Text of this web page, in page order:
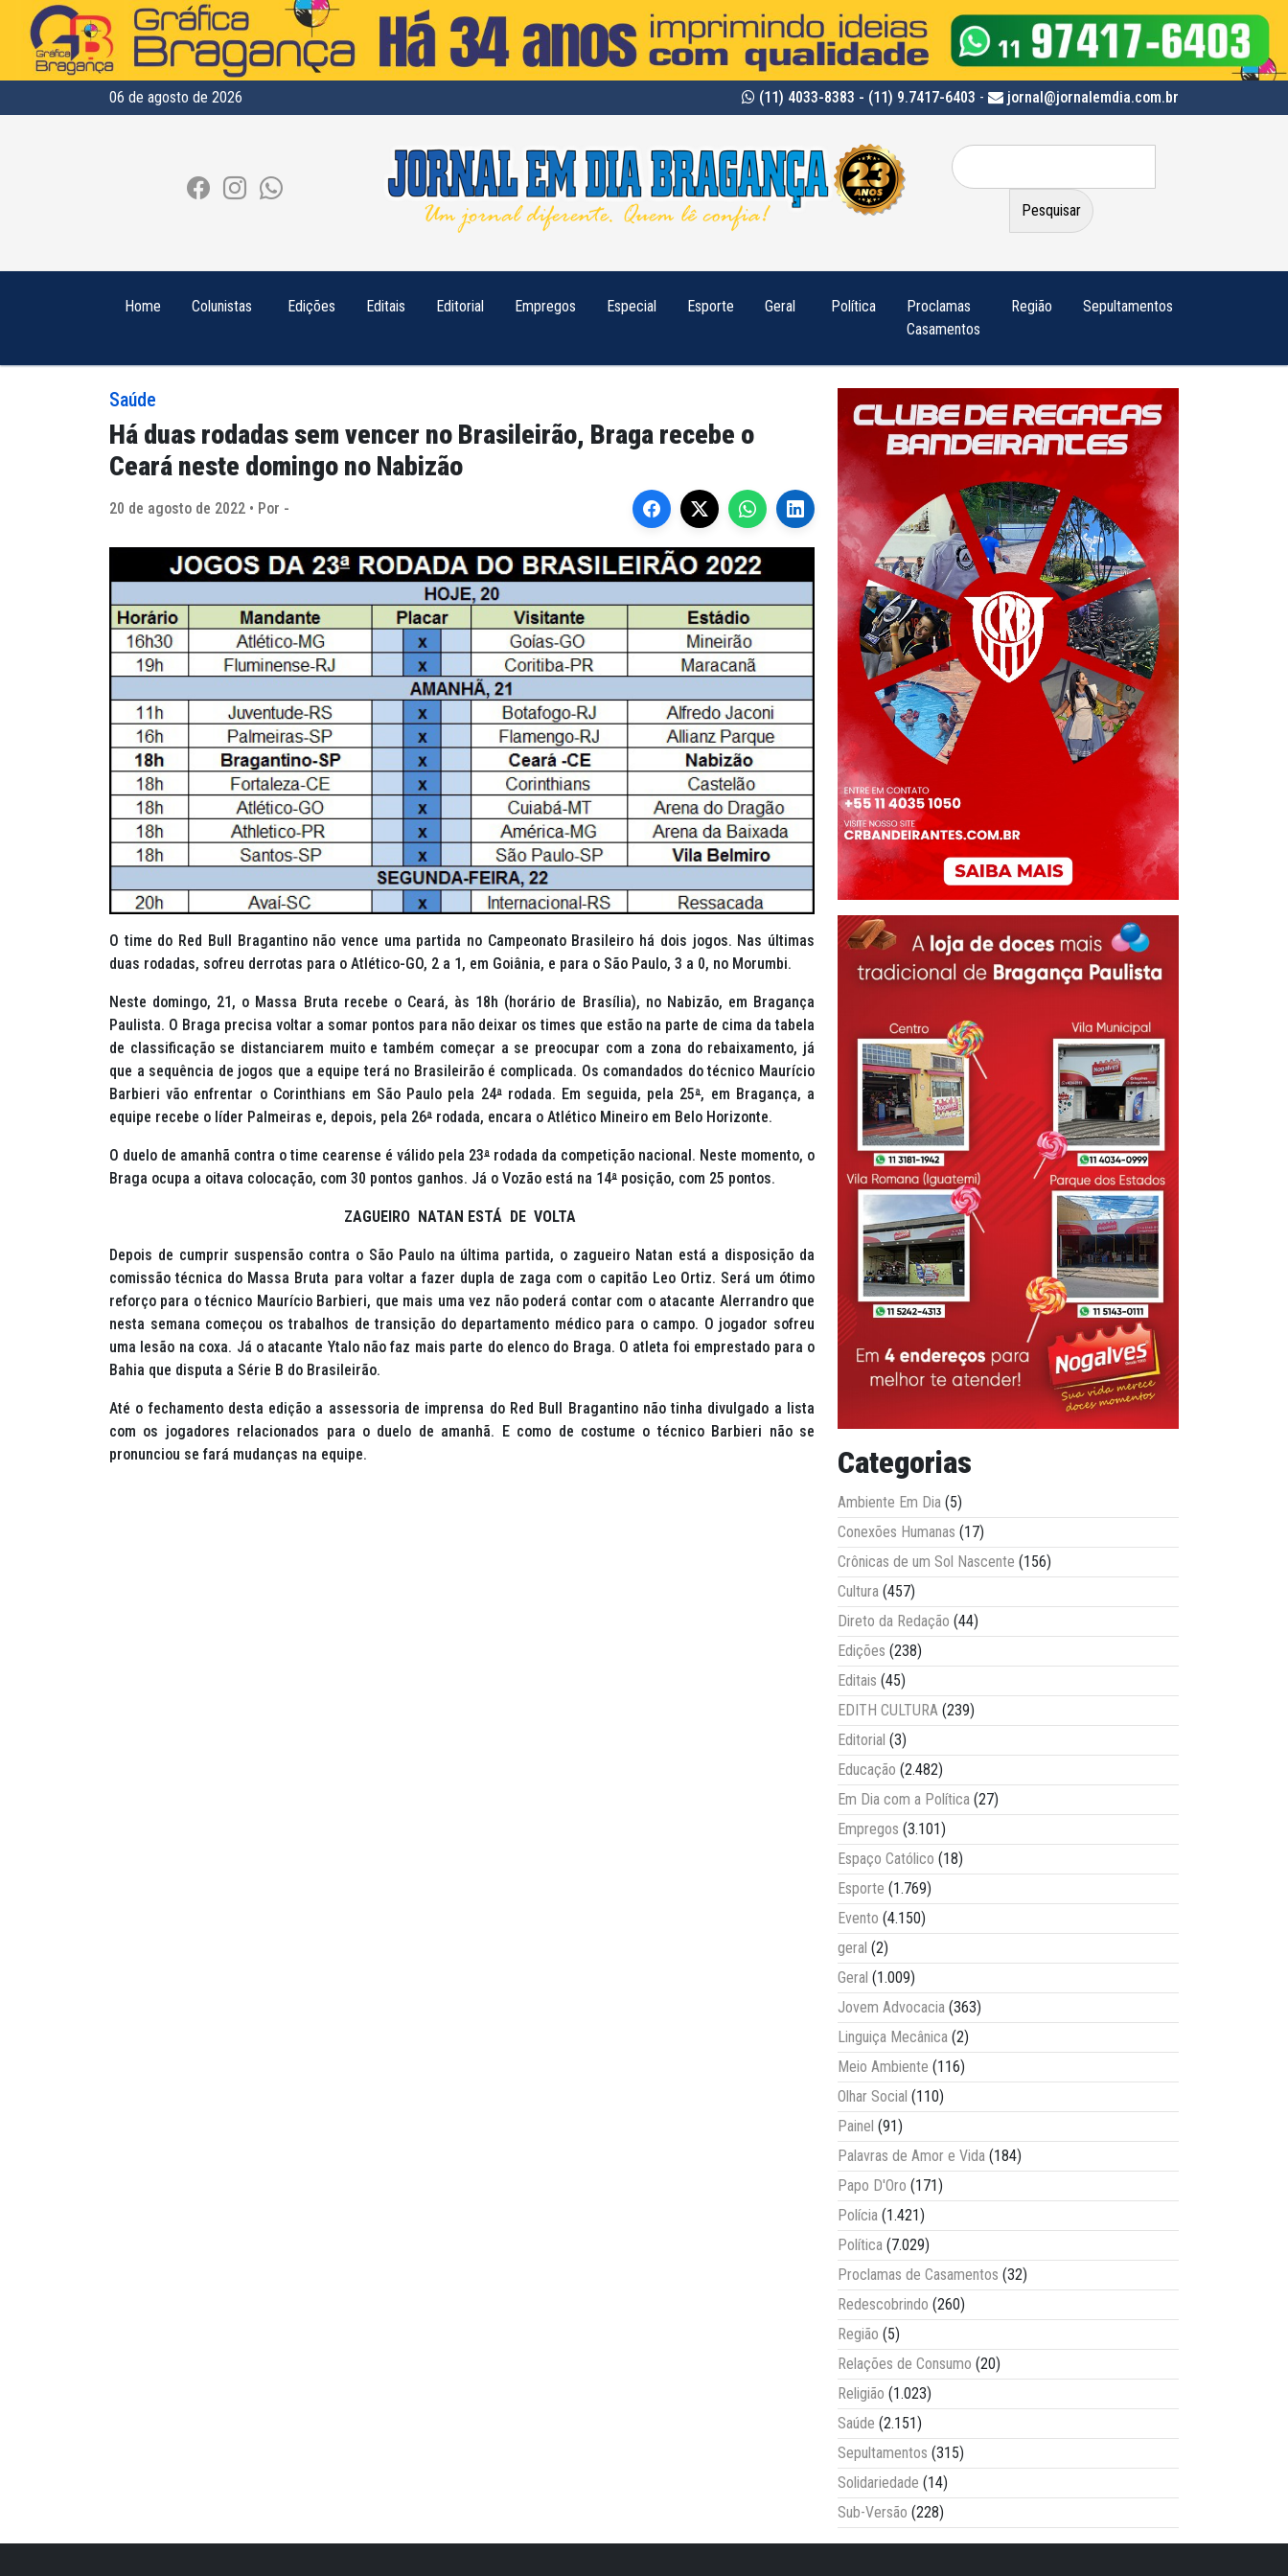
06 de agosto de 2026 (11) 4033-8383 - (11) 9.7417-6403 - jornal@jornalemdia.com.br
Pesquisar
por:
Home Colunistas Edições Editais Editorial Empregos Especial Esporte Geral Política
Proclamas
Casamentos
Região Sepultamentos
Saúde
Há duas rodadas sem vencer no Brasileirão, Braga recebe o
Ceará neste domingo no Nabizão
20 de agosto de 2022 • Por -
O time do Red Bull Bragantino não vence uma partida no Campeonato Brasileiro há dois jogos. Nas últimas
duas rodadas, sofreu derrotas para o Atlético-GO, 2 a 1, em Goiânia, e para o São Paulo, 3 a 0, no Morumbi.
Neste domingo, 21, o Massa Bruta recebe o Ceará, às 18h (horário de Brasília), no Nabizão, em Bragança
Paulista. O Braga precisa voltar a somar pontos para não deixar os times que estão na parte de cima da tabela
de classificação se distanciarem muito e também começar a se preocupar com a zona do rebaixamento, já
que a sequência de jogos que a equipe terá no Brasileirão é complicada. Os comandados do técnico Maurício
Barbieri vão enfrentar o Corinthians em São Paulo pela 24ªrodada. Em seguida, pela 25ª, em Bragança, a
equipe recebe o líder Palmeiras e, depois, pela 26ª rodada, encara o Atlético Mineiro em Belo Horizonte.
O duelo de amanhã contra o time cearense é válido pela 23ª rodada da competição nacional. Neste momento, o
Braga ocupa a oitava colocação, com 30 pontos ganhos. Já o Vozão está na 14ª posição, com 25 pontos.
ZAGUEIRO NATAN ESTÁ DE VOLTA
Depois de cumprir suspensão contra o São Paulo na última partida, o zagueiro Natan está a disposição da
comissão técnica do Massa Bruta para voltar a fazer dupla de zaga com o capitão Leo Ortiz. Será um ótimo
reforço para o técnico Maurício Barbieri, que mais uma vez não poderá contar com o atacante Alerrandro que
nesta semana começou os trabalhos de transição do departamento médico para o campo. O jogador sofreu
uma lesão na coxa. Já o atacante Ytalo não faz mais parte do elenco do Braga. O atleta foi emprestado para o
Bahia que disputa a Série B do Brasileirão.
Até o fechamento desta edição a assessoria de imprensa do Red Bull Bragantino não tinha divulgado a lista
com os jogadores relacionados para o duelo de amanhã. E como de costume o técnico Barbieri não se
pronunciou se fará mudanças na equipe.
Categorias
Ambiente Em Dia (5)
Conexões Humanas (17)
Crônicas de um Sol Nascente (156)
Cultura (457)
Direto da Redação (44)
Edições (238)
Editais (45)
EDITH CULTURA (239)
Editorial (3)
Educação (2.482)
Em Dia com a Política (27)
Empregos (3.101)
Espaço Católico (18)
Esporte (1.769)
Evento (4.150)
geral (2)
Geral (1.009)
Jovem Advocacia (363)
Linguiça Mecânica (2)
Meio Ambiente (116)
Olhar Social (110)
Painel (91)
Palavras de Amor e Vida (184)
Papo D'Oro (171)
Polícia (1.421)
Política (7.029)
Proclamas de Casamentos (32)
Redescobrindo (260)
Região (5)
Relações de Consumo (20)
Religião (1.023)
Saúde (2.151)
Sepultamentos (315)
Solidariedade (14)
Sub-Versão (228)